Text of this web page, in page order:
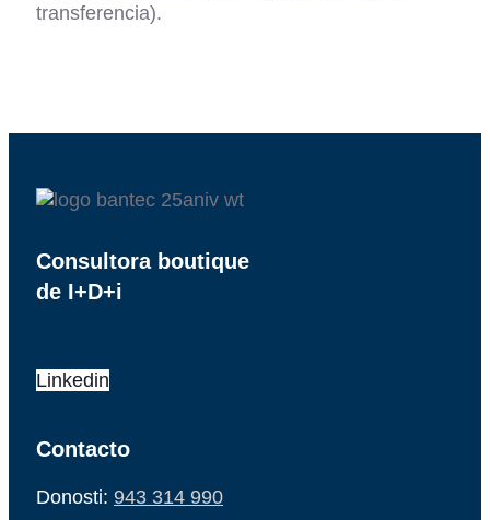
transferencia).
Consultora boutique
de I+D+i
Linkedin
Contacto
Donosti: 943 314 990